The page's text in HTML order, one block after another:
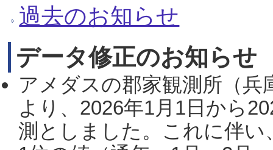
過去のお知らせ
データ修正のお知らせ
アメダスの郡家観測所（
より、2026年1月1日から
測としました。これに伴い